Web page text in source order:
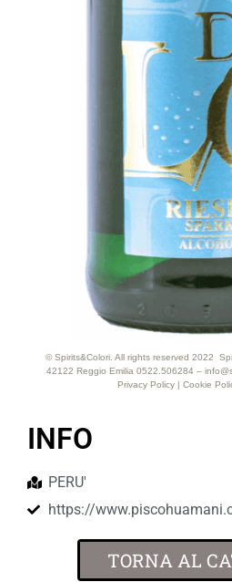
© Spirits&Colori. All rights reserved 2022
42122 Reggio Emilia 0522.506284 –
Privacy Policy | Cookie
INFO
PERU'
https://
TORNA AL